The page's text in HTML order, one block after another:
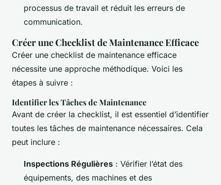
processus de travail et réduit les erreurs de
communication.
Créer une Checklist de Maintenance Efficace
Créer une checklist de maintenance efficace
nécessite une approche méthodique. Voici les
étapes à suivre :
Identifier les Tâches de Maintenance
Avant de créer la checklist, il est essentiel d’identifier
toutes les tâches de maintenance nécessaires. Cela
peut inclure :
Inspections Régulières : Vérifier l’état des
équipements, des machines et des